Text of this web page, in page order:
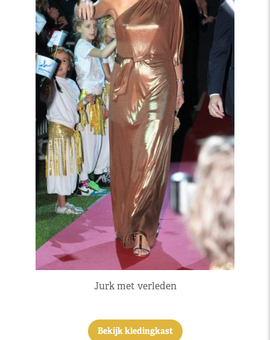
Jurk met verleden
Bekijk kledingkast